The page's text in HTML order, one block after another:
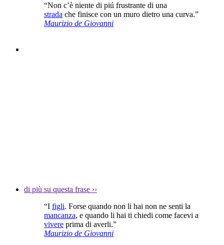
“Non c’è niente di piú frustrante di una
strada che finisce con un muro dietro una curva.”
Maurizio de Giovanni
di più su questa frase ››
“I figli. Forse quando non li hai non ne senti la
mancanza, e quando li hai ti chiedi come facevi a
vivere prima di averli.”
Maurizio de Giovanni